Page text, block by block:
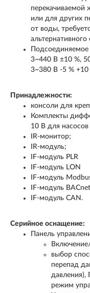
перекачиваемой
или для других
от воды,
3~440 В ±10 %,
3~380 В -5 %
Принадлежности:
консоли для
Комплекты
10 В для
IR-монитор;
IR-модуль;
IF-модуль PLR
IF-модуль LON
IF-модуль
IF-модуль
IF-модуль CAN.
Серийное оснащение:
Панель
выбор
перепад
давления),
режим